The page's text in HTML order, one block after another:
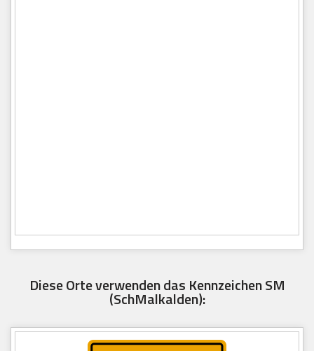
Diese Orte verwenden das Kennzeichen SM
(SchMalkalden):